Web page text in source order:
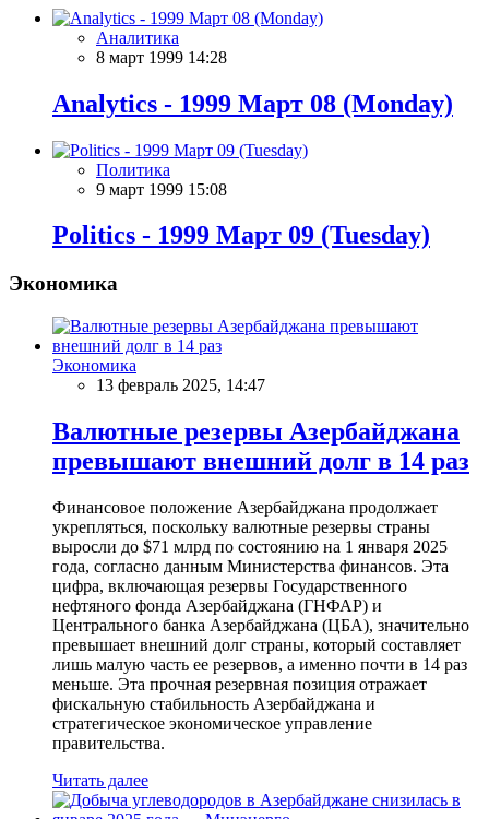
Аналитика
8 март 1999 14:28
Analytics - 1999 Март 08 (Monday)
Политика
9 март 1999 15:08
Politics - 1999 Март 09 (Tuesday)
Экономика
Экономика
13 февраль 2025, 14:47
Валютные резервы Азербайджана
превышают внешний долг в 14 раз
Финансовое положение Азербайджана продолжает
укрепляться, поскольку валютные резервы страны
выросли до $71 млрд по состоянию на 1 января 2025
года, согласно данным Министерства финансов. Эта
цифра, включающая резервы Государственного
нефтяного фонда Азербайджана (ГНФАР) и
Центрального банка Азербайджана (ЦБА), значительно
превышает внешний долг страны, который составляет
лишь малую часть ее резервов, а именно почти в 14 раз
меньше. Эта прочная резервная позиция отражает
фискальную стабильность Азербайджана и
стратегическое экономическое управление
правительства.
Читать далее